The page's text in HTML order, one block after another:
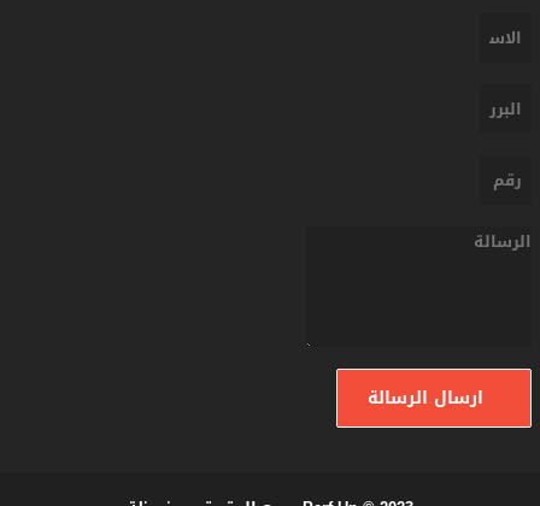
ارسال الرسالة